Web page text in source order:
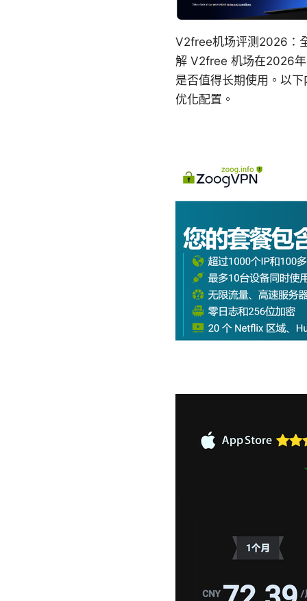
V2free机场评测2026：
解 V2free 机场在2026年
是否值得长期使用。以
优化配置。